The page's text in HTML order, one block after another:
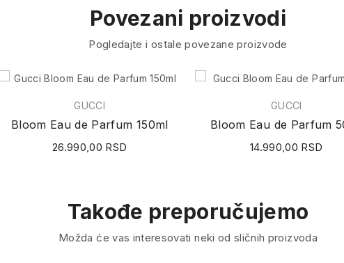
Povezani proizvodi
Pogledajte i ostale povezane proizvode
GUCCI
Bloom Eau de Parfum 150ml
26.990,00 RSD
GUCCI
Bloom Eau de Parfum
14.990,00 RSD
Takođe preporučujemo
Možda će vas interesovati neki od sličnih proizvoda